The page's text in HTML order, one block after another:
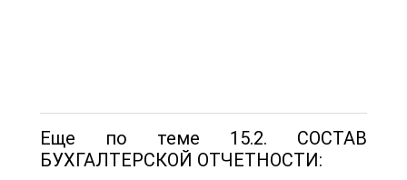
Еще по теме 15.2. СОСТАВ
БУХГАЛТЕРСКОЙ ОТЧЕТНОСТИ: